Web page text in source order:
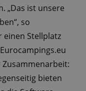
„Das ist unsere
so
einen Stellplatz
bieten